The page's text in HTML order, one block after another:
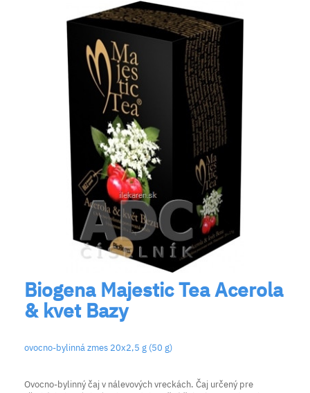
Biogena Majestic Tea Acerola
& kvet Bazy
ovocno-bylinná zmes 20x2,5 g (50 g)
Ovocno-bylinný čaj v nálevových vreckách. Čaj určený pre